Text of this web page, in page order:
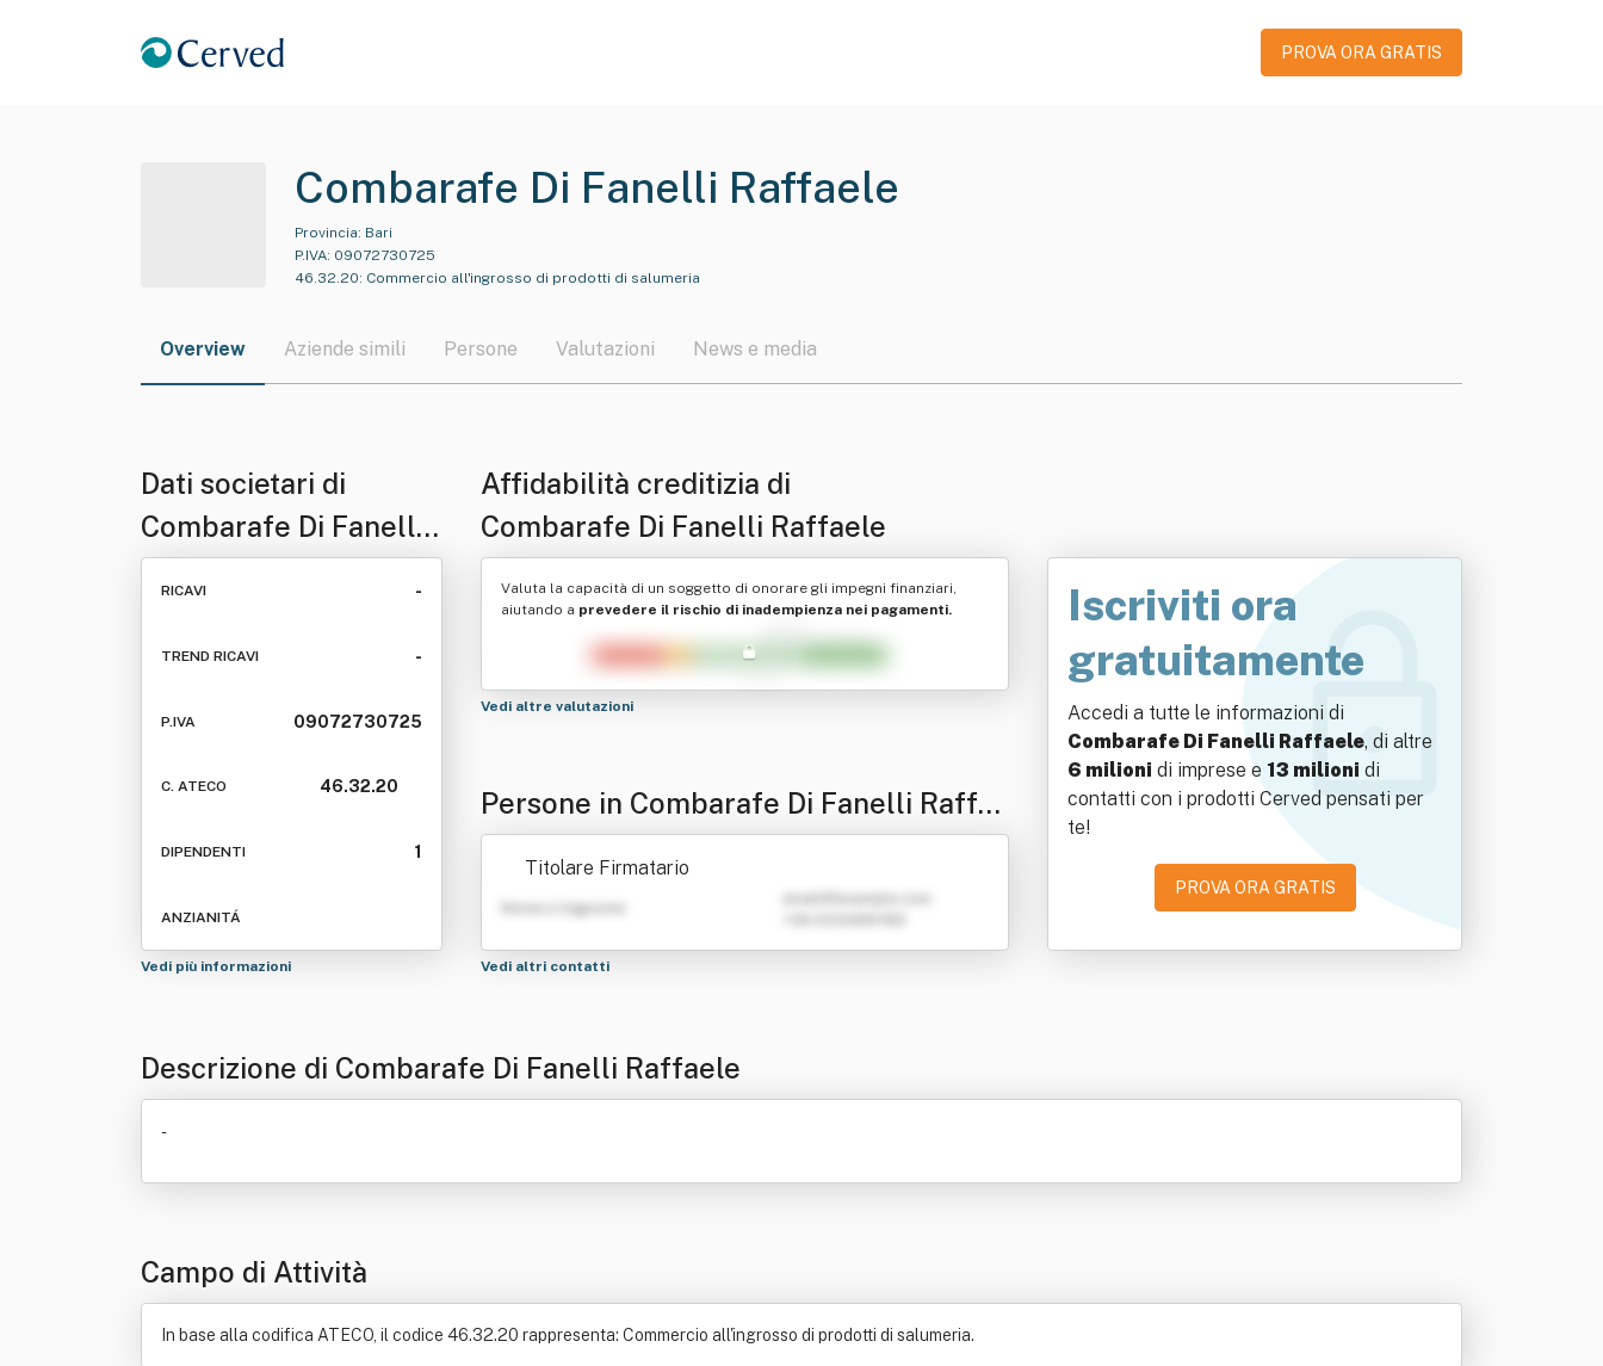
PROVA ORA GRATIS
Combarafe Di Fanelli Raffaele
Provincia: Bari
P.IVA: 09072730725
46.32.20: Commercio all'ingrosso di prodotti di salumeria
Overview Aziende simili Persone Valutazioni News e media
Dati societari di
Combarafe Di Fanelli
Raffaele
RICAVI -
TREND RICAVI -
P.IVA 09072730725
C. ATECO 46.32.20
DIPENDENTI 1
ANZIANITÁ
Vedi più informazioni
Affidabilità creditizia di
Combarafe Di Fanelli Raffaele
Valuta la capacità di un soggetto di onorare gli impegni finanziari,
aiutando a prevedere il rischio di inadempienza nei pagamenti.
Vedi altre valutazioni
Persone in Combarafe Di Fanelli Raffa
ele
Titolare Firmatario
Nome e Cognome
Vedi altri contatti
Iscriviti ora
gratuitamente
Accedi a tutte le informazioni di
Combarafe Di Fanelli Raffaele, di altre
6 milioni di imprese e 13 milioni di
contatti con i prodotti Cerved pensati per
te!
PROVA ORA GRATIS
Descrizione di Combarafe Di Fanelli Raffaele
-
Campo di Attività
In base alla codifica ATECO, il codice 46.32.20 rappresenta: Commercio all'ingrosso di prodotti di salumeria.